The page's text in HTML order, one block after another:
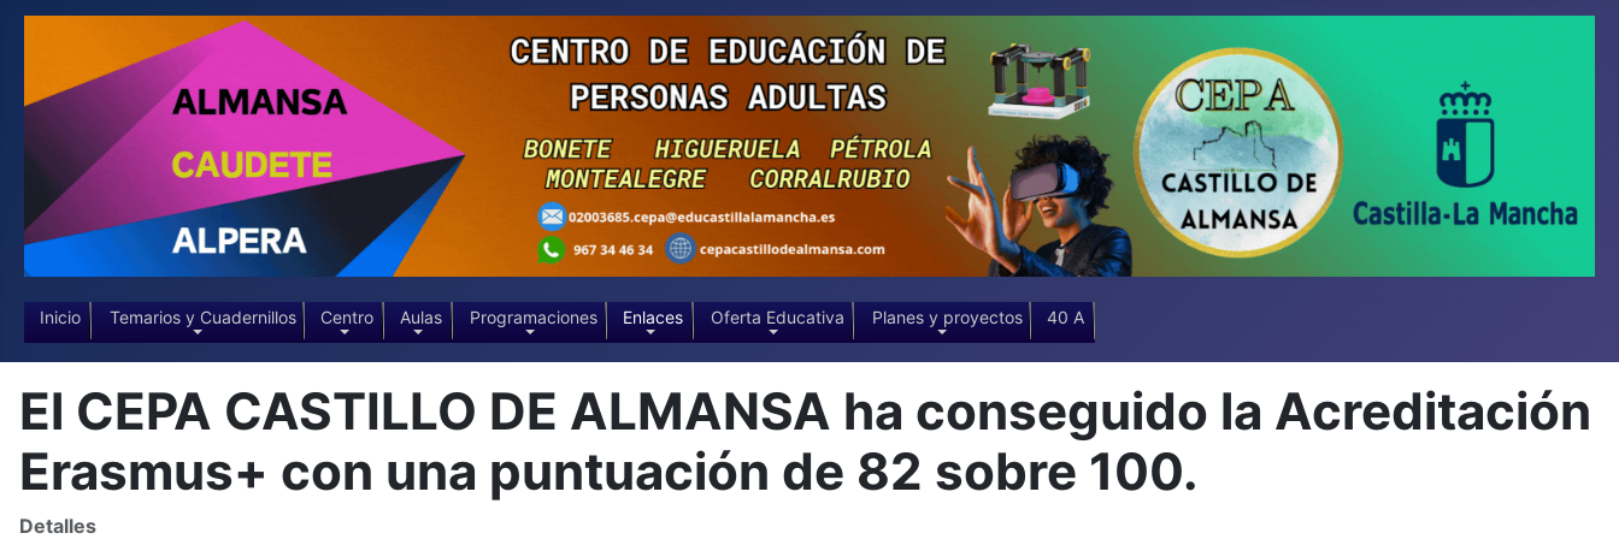
Inicio Temarios y Cuadernillos Centro Aulas Programaciones Enlaces Oferta Educativa Planes y proyectos 40 A
El CEPA CASTILLO DE ALMANSA ha conseguido la Acreditación
Erasmus+ con una puntuación de 82 sobre 100.
Detalles